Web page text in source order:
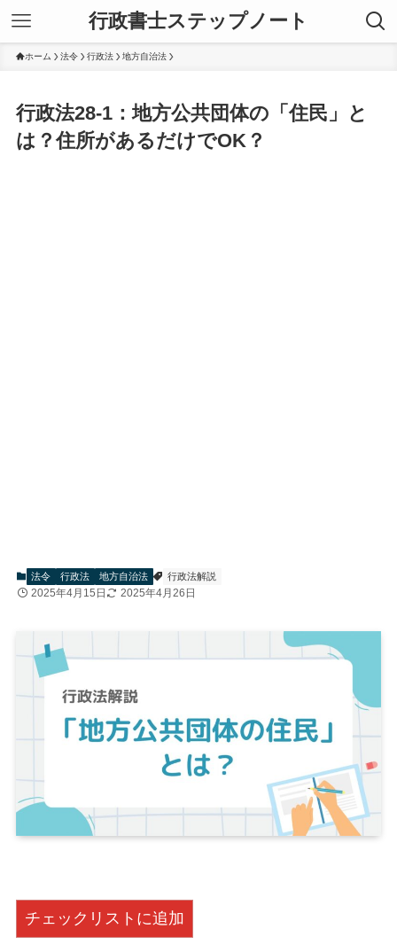
行政書士ステップノート
ホーム 法令 行政法 地方自治法
行政法28-1：地方公共団体の「住民」と
は？住所があるだけでOK？
法令 行政法 地方自治法 行政法解説
2025年4月15日 2025年4月26日
チェックリストに追加